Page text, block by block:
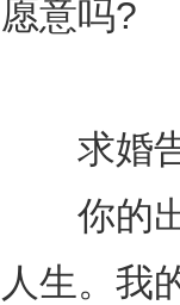
愿意吗?
求婚告
你的出
人生。我